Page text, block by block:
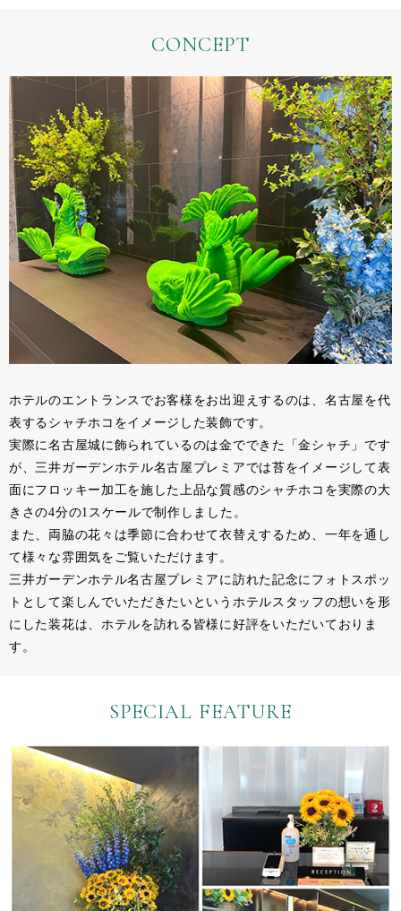
CONCEPT
ホテルのエントランスでお客様をお出迎えするのは、名古屋を代
表するシャチホコをイメージした装飾です。
実際に名古屋城に飾られているのは金でできた「金シャチ」です
が、三井ガーデンホテル名古屋プレミアでは苔をイメージして表
面にフロッキー加工を施した上品な質感のシャチホコを実際の大
きさの4分の1スケールで制作しました。
また、両脇の花々は季節に合わせて衣替えするため、一年を通し
て様々な雰囲気をご覧いただけます。
三井ガーデンホテル名古屋プレミアに訪れた記念にフォトスポッ
トとして楽しんでいただきたいというホテルスタッフの想いを形
にした装花は、ホテルを訪れる皆様に好評をいただいておりま
す。
SPECIAL FEATURE